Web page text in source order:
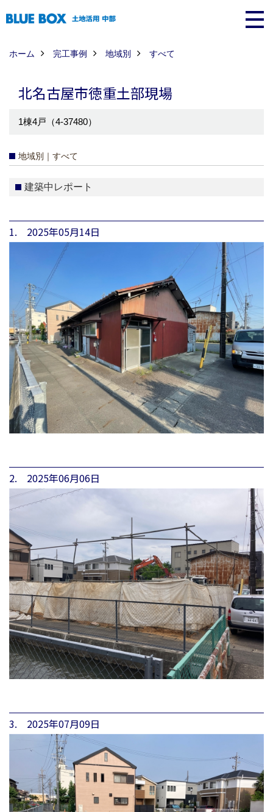
ホーム 完工事例 地域別 すべて
北名古屋市徳重土部現場
1棟4戸（4-37480）
地域別｜すべて
建築中レポート
1. 2025年05月14日
2. 2025年06月06日
3. 2025年07月09日